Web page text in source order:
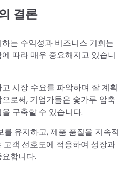
결론
는 수익성과 비즈니스 기회는
따라 매우 중요해지고 있습니
시장 수요를 파악하며 잘 계획
로써, 기업가들은 숯가루 압축
구축할 수 있습니다.
유지하고, 제품 품질을 지속적
고객 선호도에 적응하여 성장과
합니다.